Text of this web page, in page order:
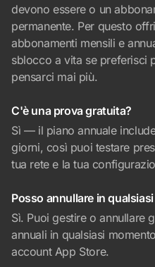
devono essere o un
permanente. Per questo
abbonamenti mensili e
sblocco a vita se preferisci
pensarci mai più.
C'è una prova gratuita?
Sì — il piano annuale
giorni, così puoi testare
tua rete e la tua
Posso annullare in
Sì. Puoi gestire o annullare
annuali in qualsiasi
account App Store.